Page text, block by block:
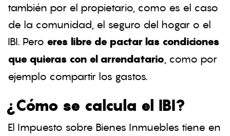
también por el propietario, como es el caso
de la comunidad, el seguro del hogar o el
IBI. Pero eres libre de pactar las condiciones
que quieras con el arrendatario, como por
ejemplo compartir los gastos.
¿Cómo se calcula el IBI?
El Impuesto sobre Bienes Inmuebles tiene en